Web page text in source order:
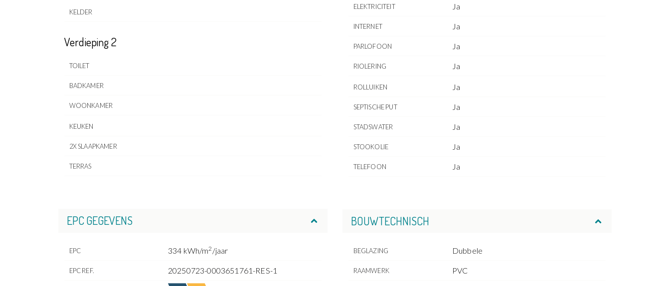
KELDER
Verdieping 2
TOILET
BADKAMER
WOONKAMER
KEUKEN
2X SLAAPKAMER
TERRAS
EPC GEGEVENS
EPC 334 kWh/m2 /jaar
EPC REF. 20250723-0003651761-RES-1
ELEKTRICITEIT Ja
INTERNET Ja
PARLOFOON Ja
RIOLERING Ja
ROLLUIKEN Ja
SEPTISCHE PUT Ja
STADSWATER Ja
STOOKOLIE Ja
TELEFOON Ja
BOUWTECHNISCH
BEGLAZING Dubbele
RAAMWERK PVC